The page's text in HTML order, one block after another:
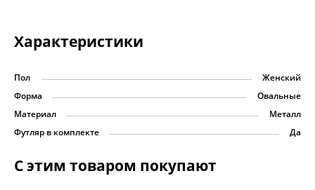
Характеристики
Пол
Женский
Форма
Овальные
Материал
Металл
Футляр в комплекте
Да
С этим товаром покупают